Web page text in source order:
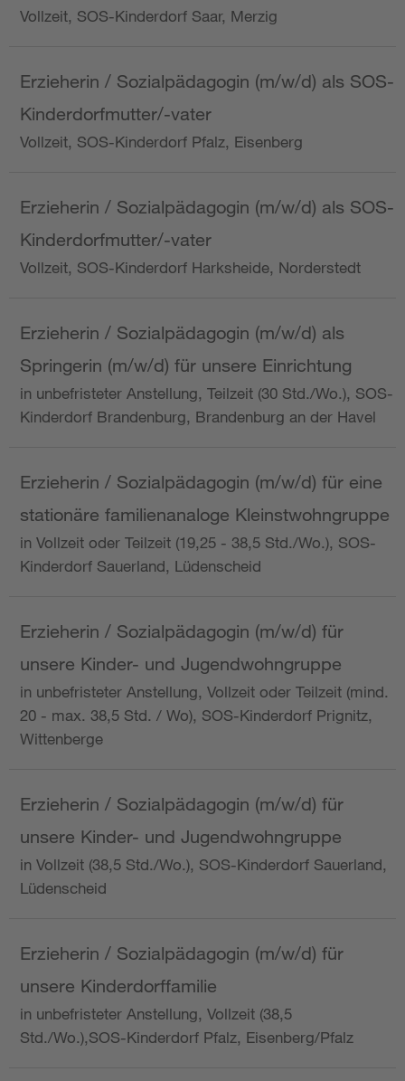
Vollzeit, SOS-Kinderdorf Saar, Merzig
Erzieherin / Sozialpädagogin (m/w/d) als SOS-
Kinderdorfmutter/-vater
Vollzeit, SOS-Kinderdorf Pfalz, Eisenberg
Erzieherin / Sozialpädagogin (m/w/d) als SOS-
Kinderdorfmutter/-vater
Vollzeit, SOS-Kinderdorf Harksheide, Norderstedt
Erzieherin / Sozialpädagogin (m/w/d) als
Springerin (m/w/d) für unsere Einrichtung
in unbefristeter Anstellung, Teilzeit (30 Std./Wo.), SOS-
Kinderdorf Brandenburg, Brandenburg an der Havel
Erzieherin / Sozialpädagogin (m/w/d) für eine
stationäre familienanaloge Kleinstwohngruppe
in Vollzeit oder Teilzeit (19,25 - 38,5 Std./Wo.), SOS-
Kinderdorf Sauerland, Lüdenscheid
Erzieherin / Sozialpädagogin (m/w/d) für
unsere Kinder- und Jugendwohngruppe
in unbefristeter Anstellung, Vollzeit oder Teilzeit (mind.
20 - max. 38,5 Std. / Wo), SOS-Kinderdorf Prignitz,
Wittenberge
Erzieherin / Sozialpädagogin (m/w/d) für
unsere Kinder- und Jugendwohngruppe
in Vollzeit (38,5 Std./Wo.), SOS-Kinderdorf Sauerland,
Lüdenscheid
Erzieherin / Sozialpädagogin (m/w/d) für
unsere Kinderdorffamilie
in unbefristeter Anstellung, Vollzeit (38,5
Std./Wo.),SOS-Kinderdorf Pfalz, Eisenberg/Pfalz